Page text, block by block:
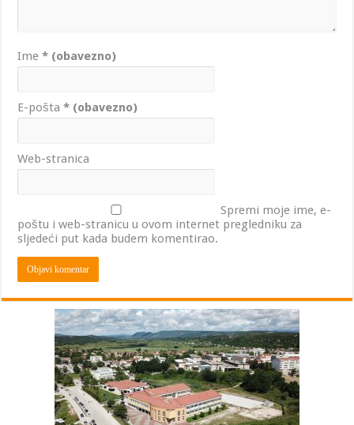
Ime* (obavezno)
E-pošta* (obavezno)
Web-stranica
Spremi moje ime, e-
poštu i web-stranicu u ovom internet pregledniku za
sljedeći put kada budem komentirao.